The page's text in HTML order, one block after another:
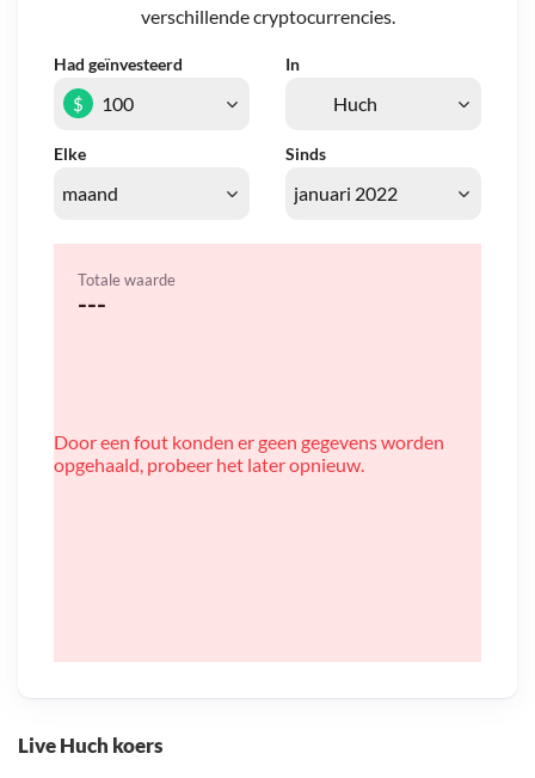
Live Huch koers
verschillende cryptocurrencies.
Had geïnvesteerd In
Elke Sinds
$
Totale waarde
---
Door een fout konden er geen gegevens worden
opgehaald, probeer het later opnieuw.